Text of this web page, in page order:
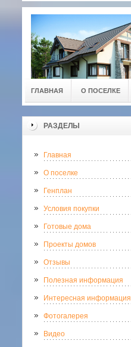
ГЛАВНАЯ О ПОСЕЛКЕ
РАЗДЕЛЫ
Главная
О поселке
Генплан
Условия покупки
Готовые дома
Проекты домов
Отзывы
Полезная информация
Интересная информация
Фотогалерея
Видео